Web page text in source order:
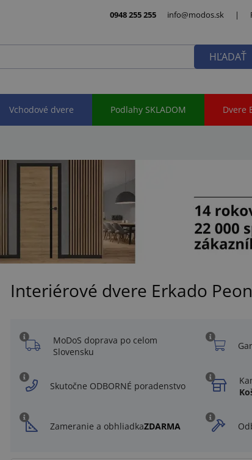
0948 255 255 info@modos.sk |
HĽADAŤ
Vchodové dvere Podlahy SKLADOM Dvere
Interiérové dvere Erkado
MoDoS doprava po celom
Slovensku
Skutočne ODBORNÉ poradenstvo
Zameranie a obhliadkaZDARMA